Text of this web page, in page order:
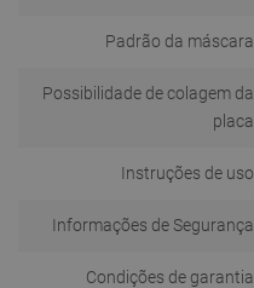
Padrão da máscara
Possibilidade de colagem da
placa
Instruções de uso
Informações de Segurança
Condições de garantia